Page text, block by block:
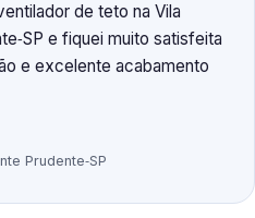
de teto na Vila
e fiquei muito satisfeita
e excelente acabamento
Prudente‑SP